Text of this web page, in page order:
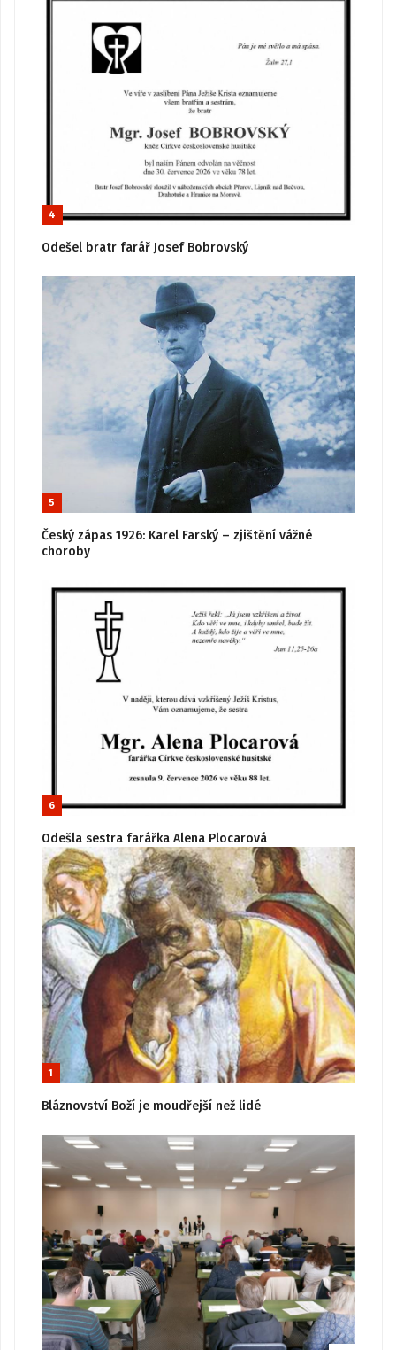
4
Odešel bratr farář Josef Bobrovský
5
Český zápas 1926: Karel Farský – zjištění vážné
choroby
6
Odešla sestra farářka Alena Plocarová
1
Bláznovství Boží je moudřejší než lidé